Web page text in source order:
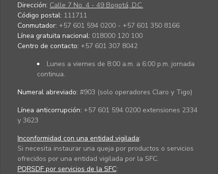
Dirección: Calle 7 No. 4 - 49 Bogotá, D.C.
Código postal: 111711
Conmutador: +57 601 594 0200 - +57 601 350 8166
Línea gratuita nacional: 018000 120 100
Centro de contacto: +57 601 307 8042
Lunes a viernes de 8:00 a.m. a 6:00 p.m. jornada
continua.
Numeral abreviado: #903 (solo operadores Claro y Tigo)
Línea anticorrupción: +57 601 594 0200 extensiones 2334
y 3623
Inconformidad con una entidad vigilada:
Si necesita instaurar una queja por productos o servicios
ofrecidos por una entidad vigilada por la SFC.
PQRSDF por servicios de la SFC: